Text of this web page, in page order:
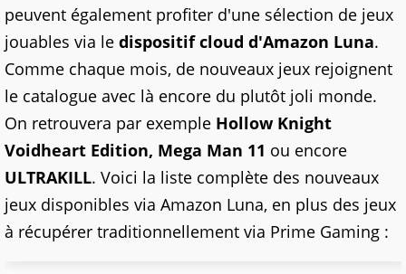
peuvent également profiter d'une sélection de jeux
jouables via le dispositif cloud d'Amazon Luna.
Comme chaque mois, de nouveaux jeux rejoignent
le catalogue avec là encore du plutôt joli monde.
On retrouvera par exemple Hollow Knight
Voidheart Edition, Mega Man 11 ou encore
ULTRAKILL. Voici la liste complète des nouveaux
jeux disponibles via Amazon Luna, en plus des jeux
à récupérer traditionnellement via Prime Gaming :